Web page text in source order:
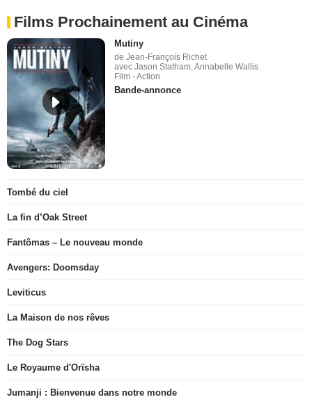
Films Prochainement au Cinéma
Mutiny
de Jean-François Richet
avec Jason Statham, Annabelle Wallis
Film - Action
Bande-annonce
Tombé du ciel
La fin d’Oak Street
Fantômas – Le nouveau monde
Avengers: Doomsday
Leviticus
La Maison de nos rêves
The Dog Stars
Le Royaume d'Orïsha
Jumanji : Bienvenue dans notre monde